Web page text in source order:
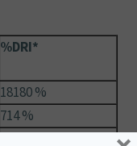
%DRI*
18180 %
714 %